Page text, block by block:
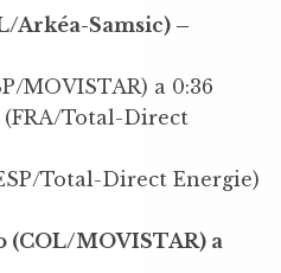
Arkéa-Samsic) –
MOVISTAR) a 0:36
Total-Direct
Total-Direct Energie)
(COL/MOVISTAR) a